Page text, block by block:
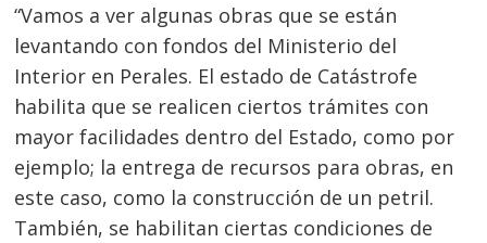
“Vamos a ver algunas obras que se están
levantando con fondos del Ministerio del
Interior en Perales. El estado de Catástrofe
habilita que se realicen ciertos trámites con
mayor facilidades dentro del Estado, como por
ejemplo; la entrega de recursos para obras, en
este caso, como la construcción de un petril.
También, se habilitan ciertas condiciones de